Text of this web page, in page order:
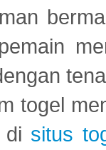
togel
di situs